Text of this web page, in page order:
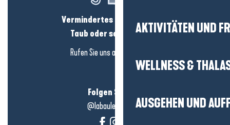
AKTIVITÄTEN UND
WELLNESS &
AUSGEHEN UND
Vermindertes Hörvermögen?
Taub oder schwerhörig?
Rufen Sie uns an in
Folgen Sie uns!
@labauleguérande